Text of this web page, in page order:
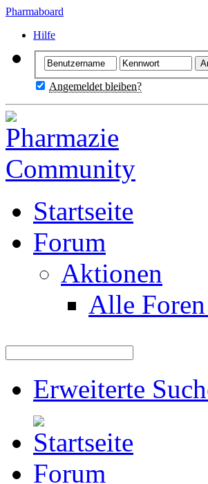
Pharmaboard
Hilfe
Angemeldet bleiben?
Startseite
Forum
Aktionen
Alle
Erweiterte
Forum